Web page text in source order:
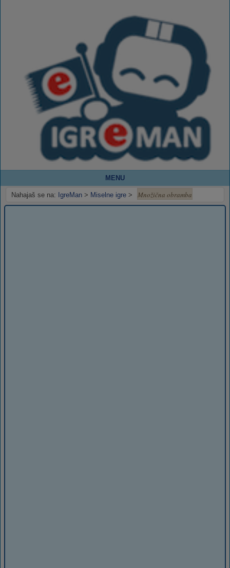
MENU
Nahajaš se na: IgreMan > Miselne igre > Množična obramba